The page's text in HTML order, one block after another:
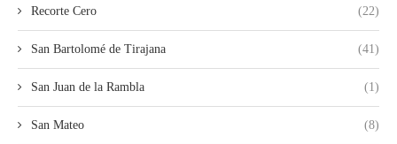
Recorte Cero (22)
San Bartolomé de Tirajana (41)
San Juan de la Rambla (1)
San Mateo (8)